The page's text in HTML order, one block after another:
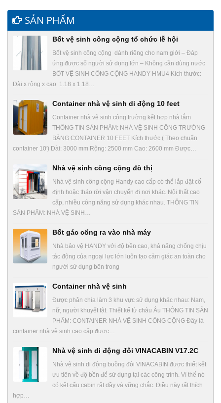
SẢN PHẨM
Bốt vệ sinh công cộng tổ chức lễ hội
Bốt vệ sinh công cộng dành riêng cho nam giới – Đáp
ứng được số người sử dụng lớn – Không cần dùng nước
BỐT VỆ SINH CÔNG CỘNG HANDY HMU4 Kích thước:
Dài x rộng x cao 1.18 x 1.18…
Container nhà vệ sinh di động 10 feet
Container nhà vệ sinh công trường kết hợp nhà tắm
THÔNG TIN SẢN PHẨM: NHÀ VỆ SINH CÔNG TRƯỜNG
BẰNG CONTAINER 10 FEET Kích thước ( Theo chuẩn
container 10′) Dài: 3000 mm Rộng: 2500 mm Cao: 2600 mm Được…
Nhà vệ sinh công cộng đô thị
Nhà vệ sinh công cộng Handy cao cấp có thể lắp đặt cố
định hoặc tháo rời vận chuyển đi nơi khác. Nội thất cao
cấp, nhiều công năng sử dụng khác nhau. THÔNG TIN
SẢN PHẨM: NHÀ VỆ SINH…
Bốt gác cổng ra vào nhà máy
Nhà bảo vệ HANDY với độ bền cao, khả năng chống chịu
tác động của ngoại lực lớn luôn tạo cảm giác an toàn cho
người sử dụng bên trong
Container nhà vệ sinh
Được phân chia làm 3 khu vực sử dụng khác nhau: Nam,
nữ, người khuyết tật. Thiết kế từ châu Âu THÔNG TIN SẢN
PHẨM: CONTAINER NHÀ VỆ SINH CÔNG CỘNG Đây là
container nhà vệ sinh cao cấp được…
Nhà vệ sinh di động đôi VINACABIN V17.2C
Nhà vệ sinh di động buồng đôi VINACABIN được thiết kết
ưu tiên về độ bền để sử dụng tại các công trình. Vì thế nó
có kết cấu cabin rất dầy và vững chắc. Điều này rất thích
hợp…